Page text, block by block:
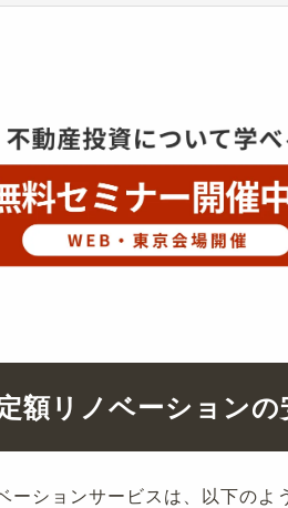
額リノベーションの
ーションサービスは、以下のよ